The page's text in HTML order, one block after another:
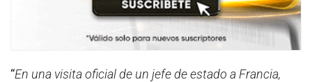
“En una visita oficial de un jefe de estado a Francia,